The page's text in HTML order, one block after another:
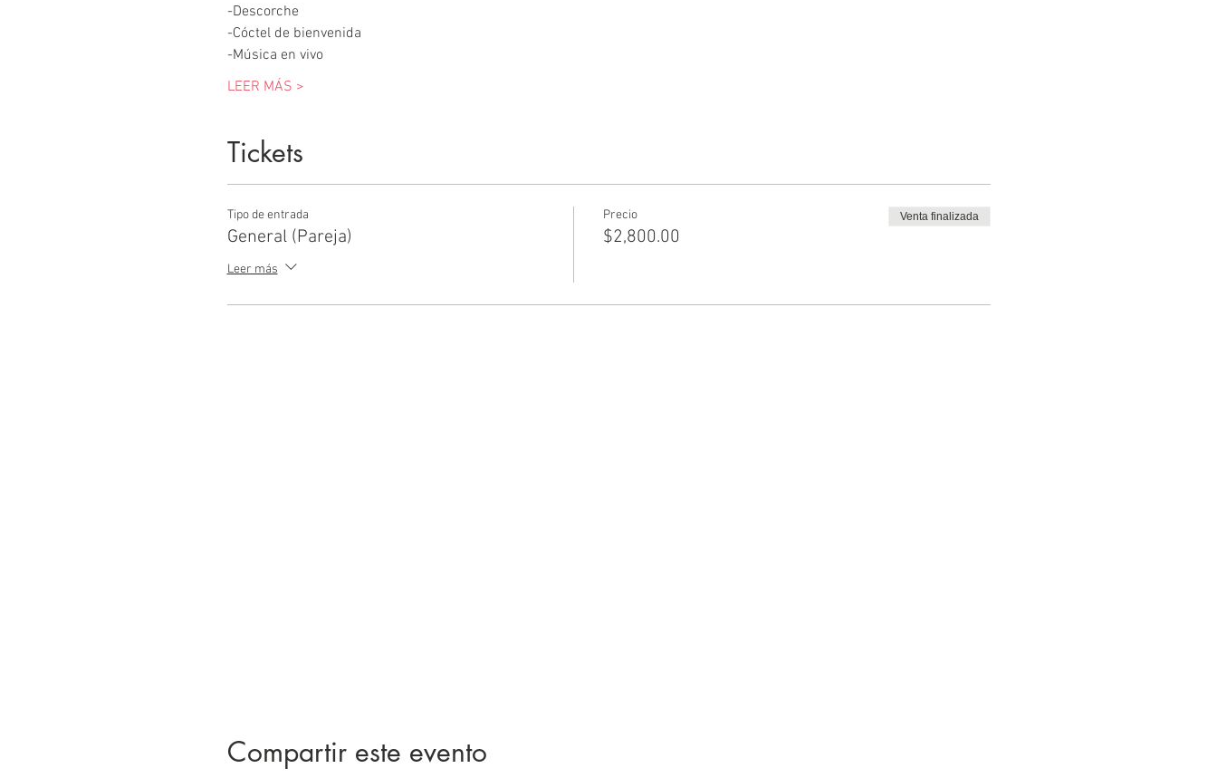
-Descorche
-Cóctel de bienvenida
-Música en vivo
LEER MÁS >
Tickets
Tipo de entrada
General (Pareja)
Leer más
Precio
$2,800.00
Venta finalizada
Compartir este evento